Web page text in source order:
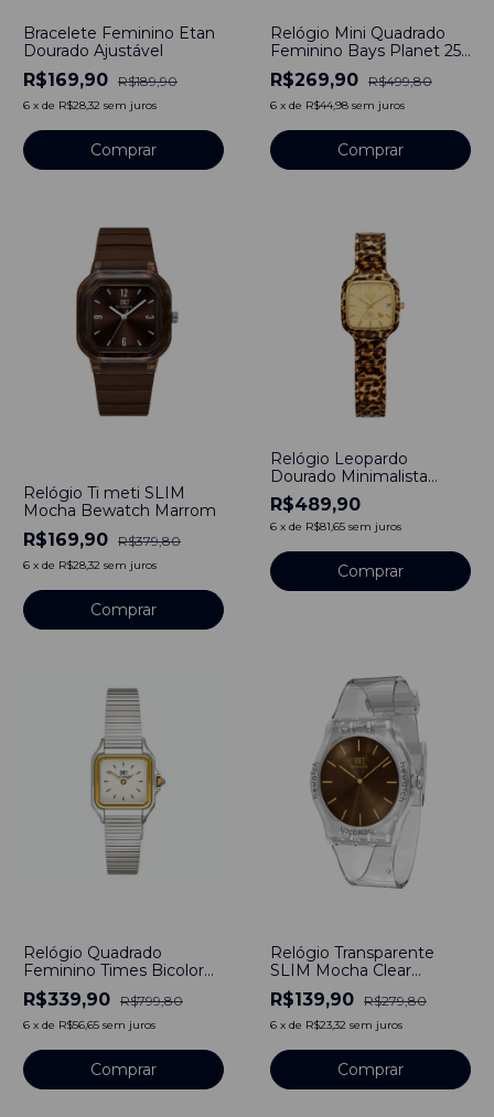
Bracelete Feminino Etan
Dourado Ajustável
R$169,90 R$189,90
6 x de R$28,32 sem juros
Relógio Mini Quadrado
Feminino Bays Planet 25
mm - Aço Inoxidável
R$269,90 R$499,80
6 x de R$44,98 sem juros
Comprar
Relógio Ti meti SLIM
Mocha Bewatch Marrom
R$169,90 R$379,80
6 x de R$28,32 sem juros
Relógio Leopardo
Dourado Minimalista
Quartzo Luxo
R$489,90
6 x de R$81,65 sem juros
Relógio Quadrado
Feminino Times Bicolor
Line Aço Inoxidável
Banho em Titânio
R$339,90 R$799,80
6 x de R$56,65 sem juros
Comprar
Relógio Transparente
SLIM Mocha Clear
Bewatch
R$139,90 R$279,80
6 x de R$23,32 sem juros